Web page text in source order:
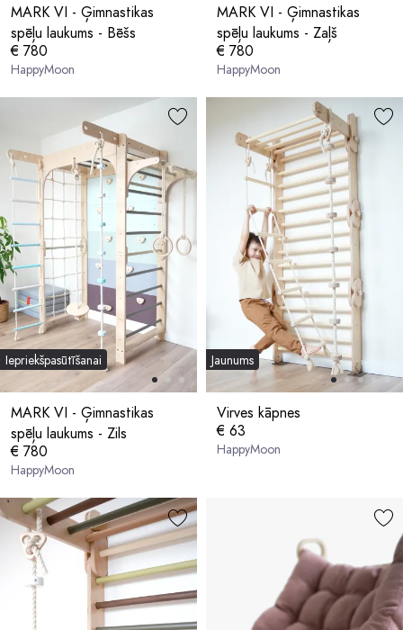
MARK VI - Ģimnastikas
spēļu laukums - Bēšs
€ 780
HappyMoon
MARK VI - Ģimnastikas
spēļu laukums - Zaļš
€ 780
HappyMoon
Iepriekšpasūtīšanai
MARK VI - Ģimnastikas
spēļu laukums - Zils
€ 780
HappyMoon
Jaunums
Virves kāpnes
€ 63
HappyMoon